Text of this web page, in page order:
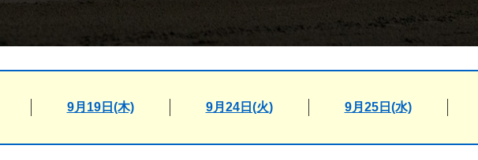
オッズ
道内の発売情報(PDF)
番組編成要領
9月19日(木) 9月24日(火) 9月25日(水)